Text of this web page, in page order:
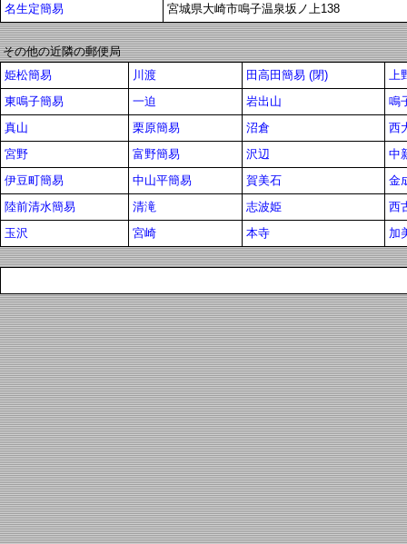
名生定簡易
宮城県大崎市鳴子温泉坂ノ上138
その他の近隣の郵便局
姫松簡易
川渡 田高田簡易 (閉)
上
東鳴子簡易
一迫 岩出山
鳴
真山
栗原簡易 沼倉
西
宮野
富野簡易 沢辺
中
伊豆町簡易
中山平簡易 賀美石
金
陸前清水簡易
清滝 志波姫
西
玉沢
宮崎 本寺 加